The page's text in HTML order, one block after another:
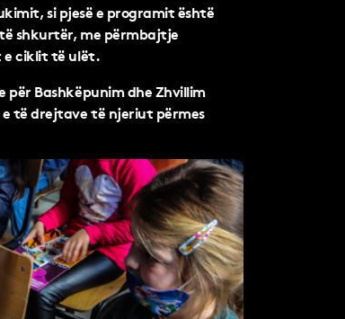
si pjesë e programit është
shkurtër, me përmbajtje
e ciklit të ulët.
për Bashkëpunim dhe Zhvillim
të drejtave të njeriut përmes